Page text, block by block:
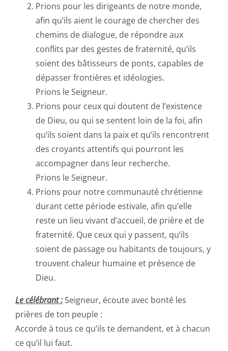
Prions pour les dirigeants de notre monde,
afin qu’ils aient le courage de chercher des
chemins de dialogue, de répondre aux
conflits par des gestes de fraternité, qu’ils
soient des bâtisseurs de ponts, capables de
dépasser frontières et idéologies.
Prions le Seigneur.
Prions pour ceux qui doutent de l’existence
de Dieu, ou qui se sentent loin de la foi, afin
qu’ils soient dans la paix et qu’ils rencontrent
des croyants attentifs qui pourront les
accompagner dans leur recherche.
Prions le Seigneur.
Prions pour notre communauté chrétienne
durant cette période estivale, afin qu’elle
reste un lieu vivant d’accueil, de prière et de
fraternité. Que ceux qui y passent, qu’ils
soient de passage ou habitants de toujours, y
trouvent chaleur humaine et présence de
Dieu.
Le célébrant :Seigneur, écoute avec bonté les
prières de ton peuple :
Accorde à tous ce qu’ils te demandent, et à chacun
ce qu’il lui faut.